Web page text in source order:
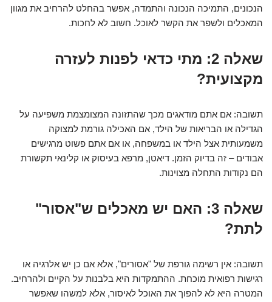
הנכונים, התמיכה הנכונה והתמדה, אפשר בהחלט להרחיב את מגוון
המאכלים ולשפר את הקשר לאוכל. חשוב לא לחכות.
שאלה 2: מתי כדאי לפנות לעזרה
מקצועית?
תשובה: אם אתם מודאגים מכך שהתזונה המצומצמת משפיעה על
הגדילה או הבריאות של הילד, אם האכילה גורמת למצוקה
משמעותית אצל הילד או במשפחה, או אם אתם פשוט מרגישים
אבודים – זה בדיוק הזמן. דיאטן, מרפא בעיסוק או קלינאי תקשורת
הם נקודות התחלה מצוינות.
שאלה 3: האם יש מאכלים ש"אסור"
לתת?
תשובה: אין רשימה גורפת של "אסורים", אלא אם כן יש אלרגיה או
רגישות רפואית מוכחת. ההתמקדות היא בלבנות על הקיים ולהרחיב.
המטרה היא לא להפוך את האוכל לאיסור, אלא למשהו שאפשר